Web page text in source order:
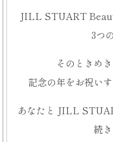
JILL STUART
3つ
そのときめ
記念の年をお祝いす
あなたと JILL
続